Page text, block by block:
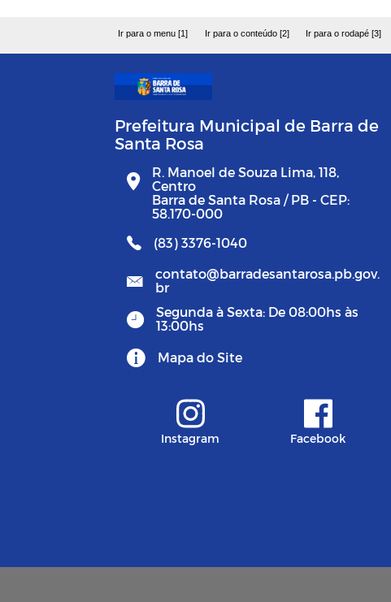
Ir para o menu [1] Ir para o conteúdo [2] Ir para o rodapé [3]
Prefeitura Municipal de Barra de
Santa Rosa
R. Manoel de Souza Lima, 118,
Centro
Barra de Santa Rosa / PB - CEP:
58.170-000
(83) 3376-1040
contato@barradesantarosa.pb.gov.
br
Segunda à Sexta: De 08:00hs às
13:00hs
Mapa do Site
Instagram Facebook